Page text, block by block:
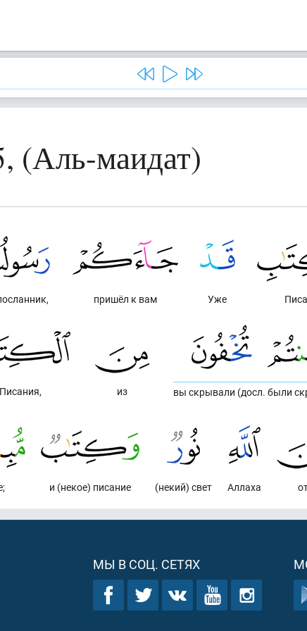
(Аль-маидат)
Уже
пришёл к вам
вы скрывали (досл. были
из
Писания,
Аллаха
(некий) свет
и (некое) писание
МЫ В СОЦ. СЕТЯХ